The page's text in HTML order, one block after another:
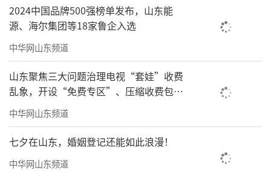
2024中国品牌500强榜单发布，山东能
源、海尔集团等18家鲁企入选
中华网山东频道
山东聚焦三大问题治理电视“套娃”收费
乱象，开设“免费专区”、压缩收费包比
例70%以上
中华网山东频道
七夕在山东，婚姻登记还能如此浪漫！
中华网山东频道